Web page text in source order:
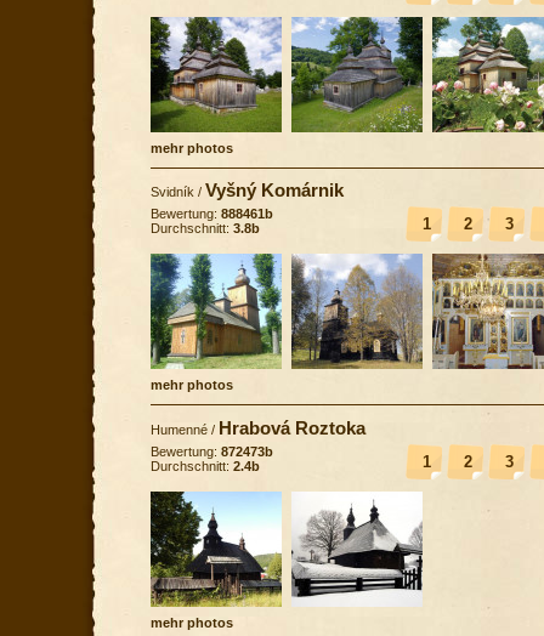
mehr photos
Svidník / Vyšný Komárnik
1 2 3
Bewertung: 888461b
Durchschnitt: 3.8b
mehr photos
Humenné / Hrabová Roztoka
1 2 3
Bewertung: 872473b
Durchschnitt: 2.4b
mehr photos